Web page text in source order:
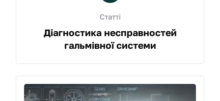
Статті
Діагностика несправностей
гальмівної системи